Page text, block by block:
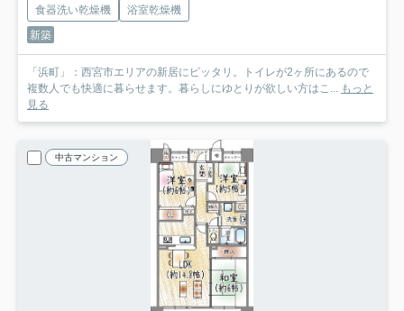
食器洗い乾燥機
浴室乾燥機
新築
「浜町」：西宮市エリアの新居にピッタリ。トイレが2ヶ所にあるので
複数人でも快適に暮らせます。暮らしにゆとりが欲しい方はこ... もっと
見る
中古マンション